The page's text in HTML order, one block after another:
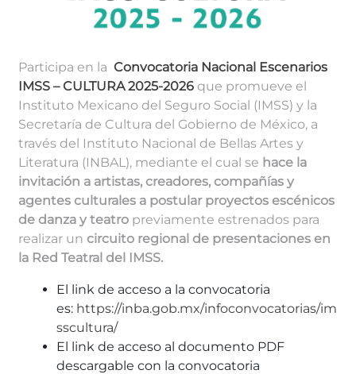
Participa en la Convocatoria Nacional Escenarios
IMSS – CULTURA 2025-2026que promueve el
Instituto Mexicano del Seguro Social (IMSS) y la
Secretaría de Cultura del Gobierno de México, a
través del Instituto Nacional de Bellas Artes y
Literatura (INBAL), mediante el cual se hace la
invitación a artistas, creadores, compañías y
agentes culturales a postular proyectos escénicos
de danza y teatropreviamente estrenados para
realizar un circuito regional de presentaciones en
la Red Teatral del IMSS.
El link de acceso a la convocatoria
es: https://inba.gob.mx/infoconvocatorias/im
sscultura/
El link de acceso al documento PDF
descargable con la convocatoria